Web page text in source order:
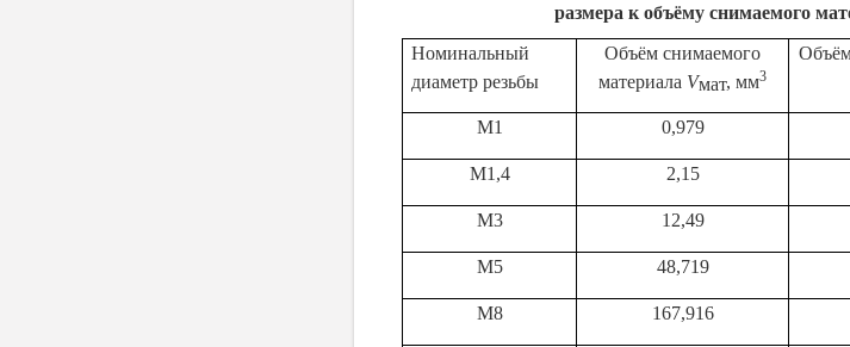
размера к объёму снимаемого
Номинальный
диаметр резьбы
Объём снимаемого
материала Vмат, мм3
М1 0,979
М1,4 2,15
М3 12,49
М5 48,719
М8 167,916